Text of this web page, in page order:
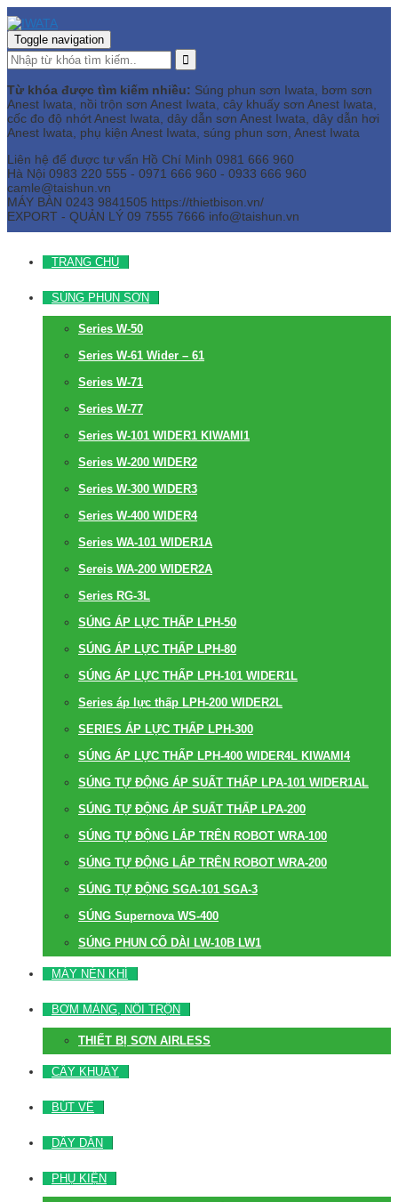
Toggle navigation
Từ khóa được tìm kiếm nhiều: Súng phun sơn Iwata, bơm sơn
Anest Iwata, nồi trộn sơn Anest Iwata, cây khuấy sơn Anest Iwata,
cốc đo độ nhớt Anest Iwata, dây dẫn sơn Anest Iwata, dây dẫn hơi
Anest Iwata, phụ kiện Anest Iwata, súng phun sơn, Anest Iwata
Liên hệ để được tư vấn Hồ Chí Minh 0981 666 960
Hà Nội 0983 220 555 - 0971 666 960 - 0933 666 960
camle@taishun.vn
MÁY BÀN 0243 9841505 https://thietbison.vn/
EXPORT - QUẢN LÝ 09 7555 7666 info@taishun.vn
TRANG CHỦ
SÚNG PHUN SƠN
Series W-50
Series W-61 Wider – 61
Series W-71
Series W-77
Series W-101 WIDER1 KIWAMI1
Series W-200 WIDER2
Series W-300 WIDER3
Series W-400 WIDER4
Series WA-101 WIDER1A
Sereis WA-200 WIDER2A
Series RG-3L
SÚNG ÁP LỰC THẤP LPH-50
SÚNG ÁP LỰC THẤP LPH-80
SÚNG ÁP LỰC THẤP LPH-101 WIDER1L
Series áp lực thấp LPH-200 WIDER2L
SERIES ÁP LỰC THẤP LPH-300
SÚNG ÁP LỰC THẤP LPH-400 WIDER4L KIWAMI4
SÚNG TỰ ĐỘNG ÁP SUẤT THẤP LPA-101 WIDER1AL
SÚNG TỰ ĐỘNG ÁP SUẤT THẤP LPA-200
SÚNG TỰ ĐỘNG LẮP TRÊN ROBOT WRA-100
SÚNG TỰ ĐỘNG LẮP TRÊN ROBOT WRA-200
SÚNG TỰ ĐỘNG SGA-101 SGA-3
SÚNG Supernova WS-400
SÚNG PHUN CỔ DÀI LW-10B LW1
MÁY NÉN KHÍ
BƠM MÀNG, NỒI TRỘN
THIẾT BỊ SƠN AIRLESS
CÂY KHUẤY
BÚT VẼ
DÂY DẪN
PHỤ KIỆN